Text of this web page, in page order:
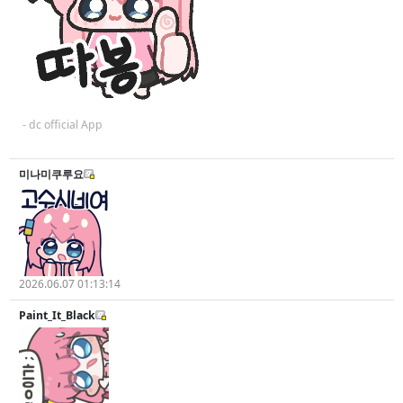
- dc official App
미나미쿠루요
2026.06.07 01:13:14
Paint_It_Black